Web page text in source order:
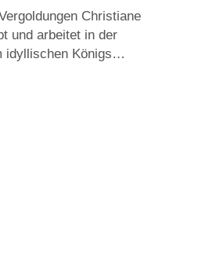
Christiane
und arbeitet in der
idyllischen Königs…